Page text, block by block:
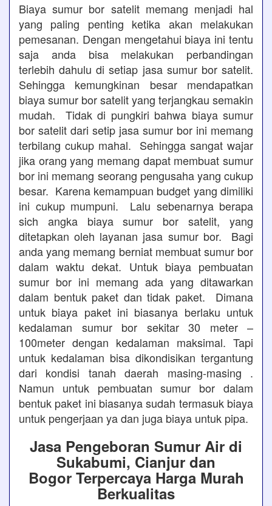
Biaya sumur bor satelit memang menjadi hal
yang paling penting ketika akan melakukan
pemesanan. Dengan mengetahui biaya ini tentu
saja anda bisa melakukan perbandingan
terlebih dahulu di setiap jasa sumur bor satelit.
Sehingga kemungkinan besar mendapatkan
biaya sumur bor satelit yang terjangkau semakin
mudah. Tidak di pungkiri bahwa biaya sumur
bor satelit dari setip jasa sumur bor ini memang
terbilang cukup mahal. Sehingga sangat wajar
jika orang yang memang dapat membuat sumur
bor ini memang seorang pengusaha yang cukup
besar. Karena kemampuan budget yang dimiliki
ini cukup mumpuni. Lalu sebenarnya berapa
sich angka biaya sumur bor satelit, yang
ditetapkan oleh layanan jasa sumur bor. Bagi
anda yang memang berniat membuat sumur bor
dalam waktu dekat. Untuk biaya pembuatan
sumur bor ini memang ada yang ditawarkan
dalam bentuk paket dan tidak paket. Dimana
untuk biaya paket ini biasanya berlaku untuk
kedalaman sumur bor sekitar 30 meter –
100meter dengan kedalaman maksimal. Tapi
untuk kedalaman bisa dikondisikan tergantung
dari kondisi tanah daerah masing-masing .
Namun untuk pembuatan sumur bor dalam
bentuk paket ini biasanya sudah termasuk biaya
untuk pengerjaan ya dan juga biaya untuk pipa.
Jasa Pengeboran Sumur Air di
Sukabumi, Cianjur dan
Bogor Terpercaya Harga Murah
Berkualitas